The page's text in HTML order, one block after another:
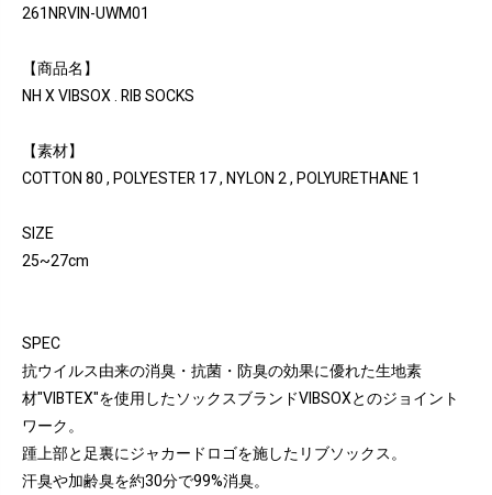
261NRVIN-UWM01
【商品名】
NH X VIBSOX . RIB SOCKS
【素材】
COTTON 80 , POLYESTER 17 , NYLON 2 , POLYURETHANE 1
SIZE
25~27cm
SPEC
抗ウイルス由来の消臭・抗菌・防臭の効果に優れた生地素
材"VIBTEX"を使用したソックスブランドVIBSOXとのジョイント
ワーク。
踵上部と足裏にジャカードロゴを施したリブソックス。
汗臭や加齢臭を約30分で99%消臭。